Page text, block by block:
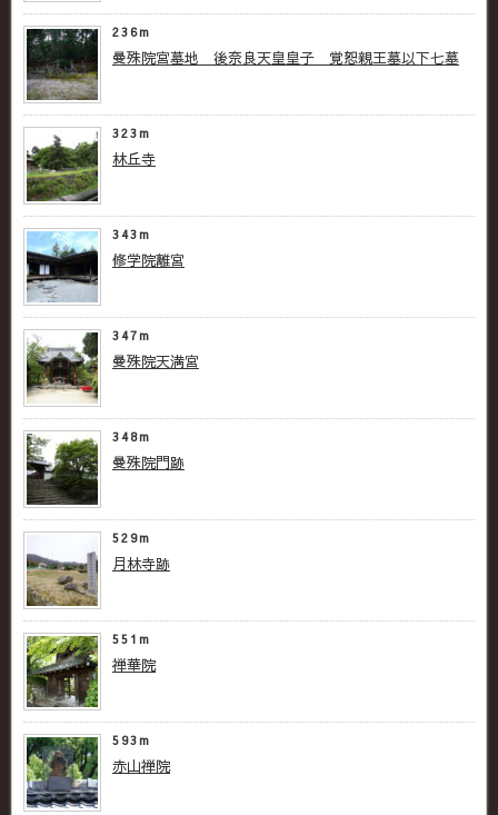
236m
曼殊院宮墓地 後奈良天皇皇子 覚恕親王墓以下七墓
323m
林丘寺
343m
修学院離宮
347m
曼殊院天満宮
348m
曼殊院門跡
529m
月林寺跡
551m
禅華院
593m
赤山禅院